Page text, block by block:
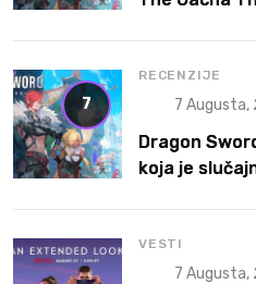
7
RECENZIJE
7 Augusta,
Dragon
koja je
VESTI
7 Augusta,